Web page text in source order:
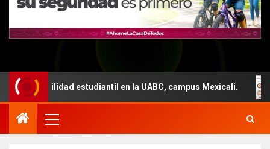
estudiantil en la UABC, campus Mexicali.